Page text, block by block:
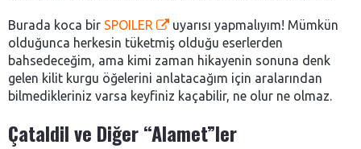
Burada koca bir SPOILER
uyarısı yapmalıyım! Mümkün
olduğunca herkesin tüketmiş olduğu eserlerden
bahsedeceğim, ama kimi zaman hikayenin sonuna denk
gelen kilit kurgu öğelerini anlatacağım için aralarından
bilmedikleriniz varsa keyfiniz kaçabilir, ne olur ne olmaz.
Çataldil ve Diğer “Alamet”ler